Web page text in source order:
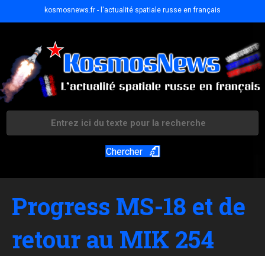
kosmosnews.fr - l'actualité spatiale russe en français
Chercher
Progress MS-18 et de
retour au MIK 254